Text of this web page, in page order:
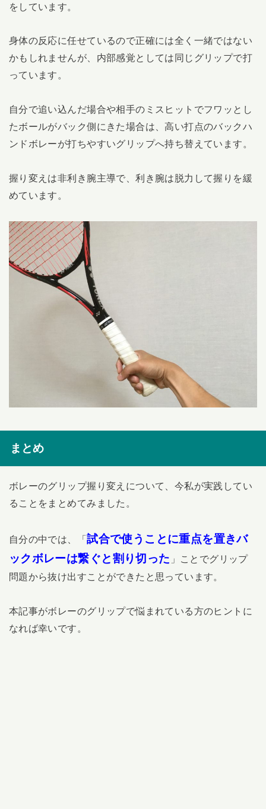
をしています。
身体の反応に任せているので正確には全く一緒ではない
かもしれませんが、内部感覚としては同じグリップで打
っています。
自分で追い込んだ場合や相手のミスヒットでフワッとし
たボールがバック側にきた場合は、高い打点のバックハ
ンドボレーが打ちやすいグリップへ持ち替えています。
握り変えは非利き腕主導で、利き腕は脱力して握りを緩
めています。
まとめ
ボレーのグリップ握り変えについて、今私が実践してい
ることをまとめてみました。
自分の中では、「試合で使うことに重点を置きバ
ックボレーは繋ぐと割り切った 」ことでグリップ
問題から抜け出すことができたと思っています。
本記事がボレーのグリップで悩まれている方のヒントに
なれば幸いです。